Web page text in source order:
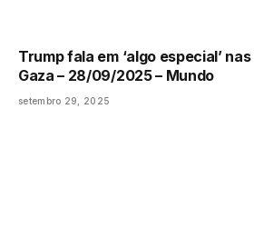
Trump fala em ‘algo especial’
Gaza – 28/09/2025 – Mundo
setembro 29, 2025